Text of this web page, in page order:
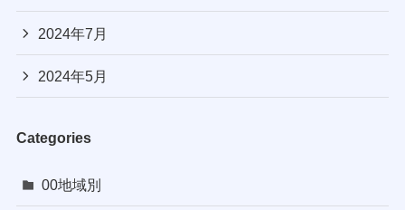
2024年7月
2024年5月
Categories
00地域別